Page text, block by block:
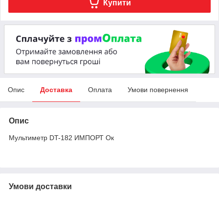
Купити
Опис Доставка Оплата Умови повернення
Опис
Мультиметр DT-182 ИМПОРТ Ок
Умови доставки